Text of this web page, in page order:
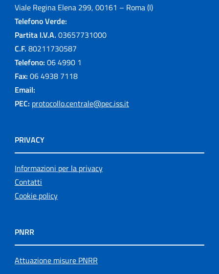
Viale Regina Elena 299, 00161 – Roma (I)
Telefono Verde:
Partita I.V.A. 03657731000
C.F. 80211730587
Telefono: 06 4990 1
Fax: 06 4938 7118
Email:
PEC: protocollo.centrale@pec.iss.it
PRIVACY
Informazioni per la privacy
Contatti
Cookie policy
PNRR
Attuazione misure PNRR